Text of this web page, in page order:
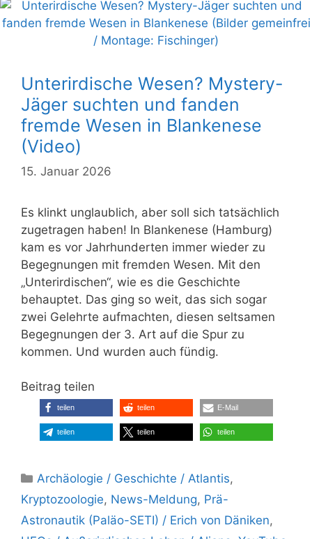
Unterirdische Wesen? Mystery-
Jäger suchten und fanden
fremde Wesen in Blankenese
(Video)
15. Januar 2026
Es klinkt unglaublich, aber soll sich tatsächlich
zugetragen haben! In Blankenese (Hamburg)
kam es vor Jahrhunderten immer wieder zu
Begegnungen mit fremden Wesen. Mit den
„Unterirdischen“, wie es die Geschichte
behauptet. Das ging so weit, das sich sogar
zwei Gelehrte aufmachten, diesen seltsamen
Begegnungen der 3. Art auf die Spur zu
kommen. Und wurden auch fündig.
Beitrag teilen
teilen teilen E-Mail
teilen teilen teilen
Kategorien
Archäologie / Geschichte / Atlantis,
Kryptozoologie, News-Meldung, Prä-
Astronautik (Paläo-SETI) / Erich von Däniken,